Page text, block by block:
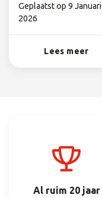
(m/v/x)
Geplaatst op 9 Januari
2026
Lees meer
Al ruim 20 jaar